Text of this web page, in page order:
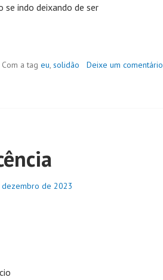
se indo deixando de ser
Com a tag eu, solidão Deixe um comentário
de 2023